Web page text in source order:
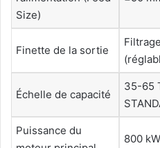
Size)
Finette de la sortie
Échelle de capacité
35-65
Puissance du
800 kW